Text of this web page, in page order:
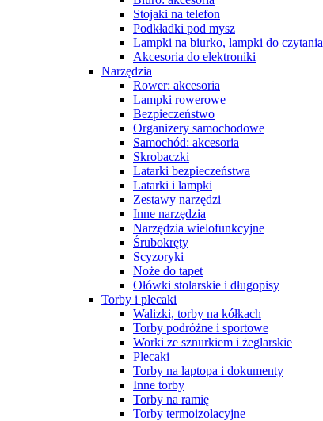
Stojaki na telefon
Podkładki pod mysz
Lampki na biurko, lampki do czytania
Akcesoria do elektroniki
Narzędzia
Rower: akcesoria
Lampki rowerowe
Bezpieczeństwo
Organizery samochodowe
Samochód: akcesoria
Skrobaczki
Latarki bezpieczeństwa
Latarki i lampki
Zestawy narzędzi
Inne narzędzia
Narzędzia wielofunkcyjne
Śrubokręty
Scyzoryki
Noże do tapet
Ołówki stolarskie i długopisy
Torby i plecaki
Walizki, torby na kółkach
Torby podróżne i sportowe
Worki ze sznurkiem i żeglarskie
Plecaki
Torby na laptopa i dokumenty
Inne torby
Torby na ramię
Torby termoizolacyjne